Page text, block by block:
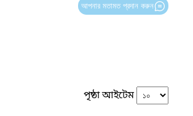
আপনার মতামত প্রদান করুন
পৃষ্ঠা আইটেম